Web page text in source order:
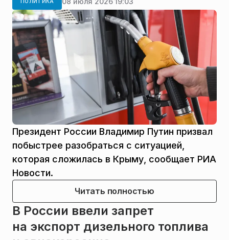
Президент России Владимир Путин призвал
побыстрее разобраться с ситуацией,
которая сложилась в Крыму, сообщает РИА
Новости.
Читать полностью
В России ввели запрет
на экспорт дизельного топлива